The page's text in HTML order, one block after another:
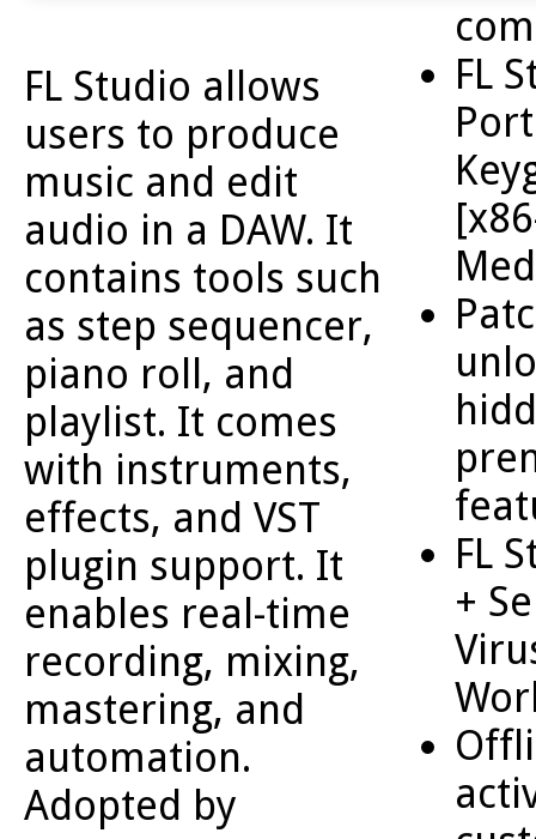
FL Studio allows
users to produce
music and edit
audio in a DAW. It
contains tools such
as step sequencer,
piano roll, and
playlist. It comes
with instruments,
effects, and VST
plugin support. It
enables real-time
recording, mixing,
mastering, and
automation.
Adopted by
FL
FL
+